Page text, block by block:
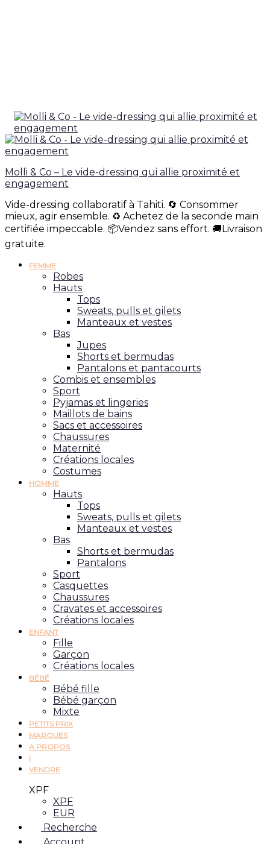
Molli & Co – Le vide-dressing qui allie proximité et
engagement
Vide-dressing collaboratif à Tahiti. 🔄 Consommer
mieux, agir ensemble. ♻️ Achetez de la seconde main
certifiée impeccable. 📦Vendez sans effort. 🚚Livraison
gratuite.
FEMME
Robes
Hauts
Tops
Sweats, pulls et gilets
Manteaux et vestes
Bas
Jupes
Shorts et bermudas
Pantalons et pantacourts
Combis et ensembles
Sport
Pyjamas et lingeries
Maillots de bains
Sacs et accessoires
Chaussures
Maternité
Créations locales
Costumes
HOMME
Hauts
Tops
Sweats, pulls et gilets
Manteaux et vestes
Bas
Shorts et bermudas
Pantalons
Sport
Casquettes
Chaussures
Cravates et accessoires
Créations locales
ENFANT
Fille
Garçon
Créations locales
BÉBÉ
Bébé fille
Bébé garçon
Mixte
PETITS PRIX
MARQUES
A PROPOS
|
VENDRE
XPF
XPF
EUR
Recherche